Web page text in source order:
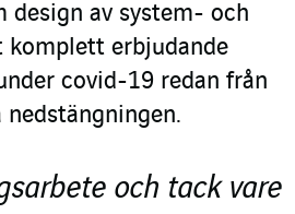
design av system- och
komplett erbjudande
covid-19 redan från
och tack vare